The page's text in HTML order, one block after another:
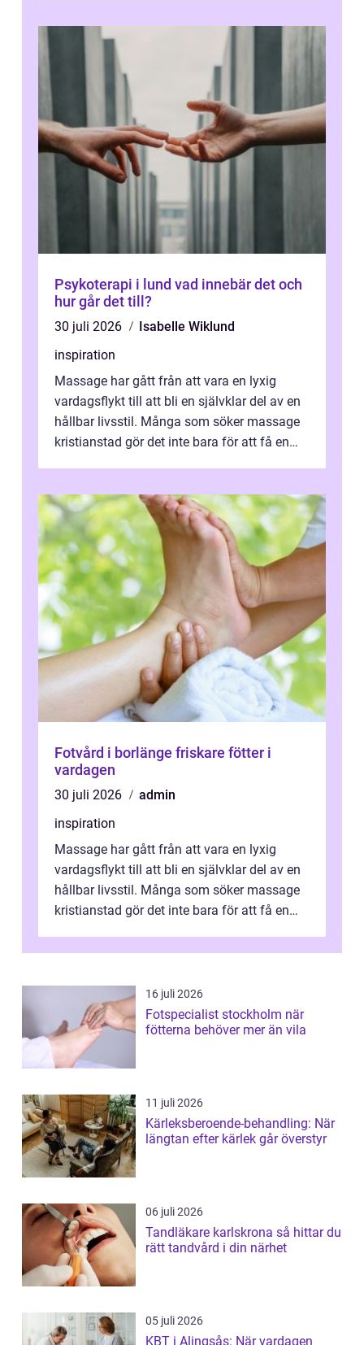
Psykoterapi i lund vad innebär det och
hur går det till?
30 juli 2026
Isabelle Wiklund
inspiration
Massage har gått från att vara en lyxig
vardagsflykt till att bli en självklar del av en
hållbar livsstil. Många som söker massage
kristianstad gör det inte bara för att få en
Fotvård i borlänge friskare fötter i
vardagen
30 juli 2026
admin
inspiration
Massage har gått från att vara en lyxig
vardagsflykt till att bli en självklar del av en
hållbar livsstil. Många som söker massage
kristianstad gör det inte bara för att få en
16 juli 2026
Fotspecialist stockholm när
fötterna behöver mer än vila
11 juli 2026
Kärleksberoende-behandling: När
längtan efter kärlek går överstyr
06 juli 2026
Tandläkare karlskrona så hittar du
rätt tandvård i din närhet
05 juli 2026
KBT i Alingsås: När vardagen